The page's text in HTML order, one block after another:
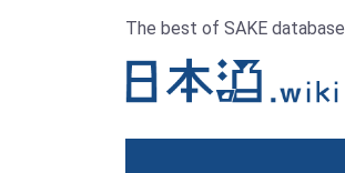
The best of SAKE database